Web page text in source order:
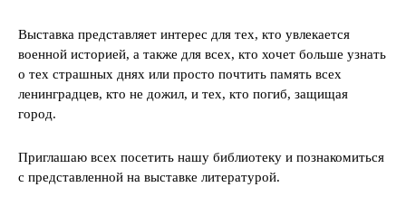
Выставка представляет интерес для тех, кто увлекается
военной историей, а также для всех, кто хочет больше узнать
о тех страшных днях или просто почтить память всех
ленинградцев, кто не дожил, и тех, кто погиб, защищая
город.
Приглашаю всех посетить нашу библиотеку и познакомиться
с представленной на выставке литературой.